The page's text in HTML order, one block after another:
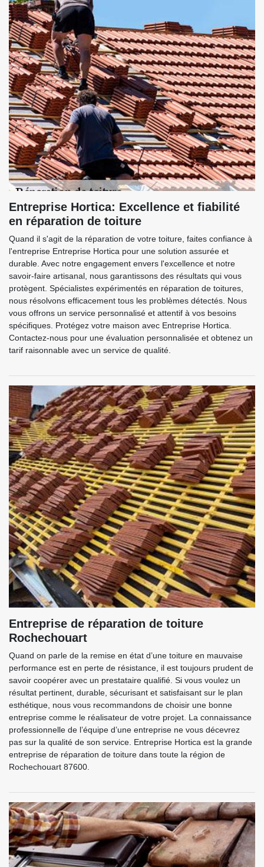
Entreprise Hortica: Excellence et fiabilité
en réparation de toiture
Quand il s'agit de la réparation de votre toiture, faites confiance à
l'entreprise Entreprise Hortica pour une solution assurée et
durable. Avec notre engagement envers l'excellence et notre
savoir-faire artisanal, nous garantissons des résultats qui vous
protègent. Spécialistes expérimentés en réparation de toitures,
nous résolvons efficacement tous les problèmes détectés. Nous
vous offrons un service personnalisé et attentif à vos besoins
spécifiques. Protégez votre maison avec Entreprise Hortica.
Contactez-nous pour une évaluation personnalisée et obtenez un
tarif raisonnable avec un service de qualité.
Entreprise de réparation de toiture
Rochechouart
Quand on parle de la remise en état d’une toiture en mauvaise
performance est en perte de résistance, il est toujours prudent de
savoir coopérer avec un prestataire qualifié. Si vous voulez un
résultat pertinent, durable, sécurisant et satisfaisant sur le plan
esthétique, nous vous recommandons de choisir une bonne
entreprise comme le réalisateur de votre projet. La connaissance
professionnelle de l’équipe d’une entreprise ne vous décevrez
pas sur la qualité de son service. Entreprise Hortica est la grande
entreprise de réparation de toiture dans toute la région de
Rochechouart 87600.